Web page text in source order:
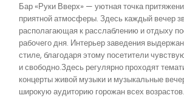
Бар «Руки Вверх» — уютная точка
приятной атмосферы. Здесь каждый вечер
располагающая к расслаблению и отдыху
рабочего дня. Интерьер заведения
стиле, благодаря этому посетители
и свободно.Здесь регулярно проходят
концерты живой музыки и музыкальные
широкую аудиторию горожан всех